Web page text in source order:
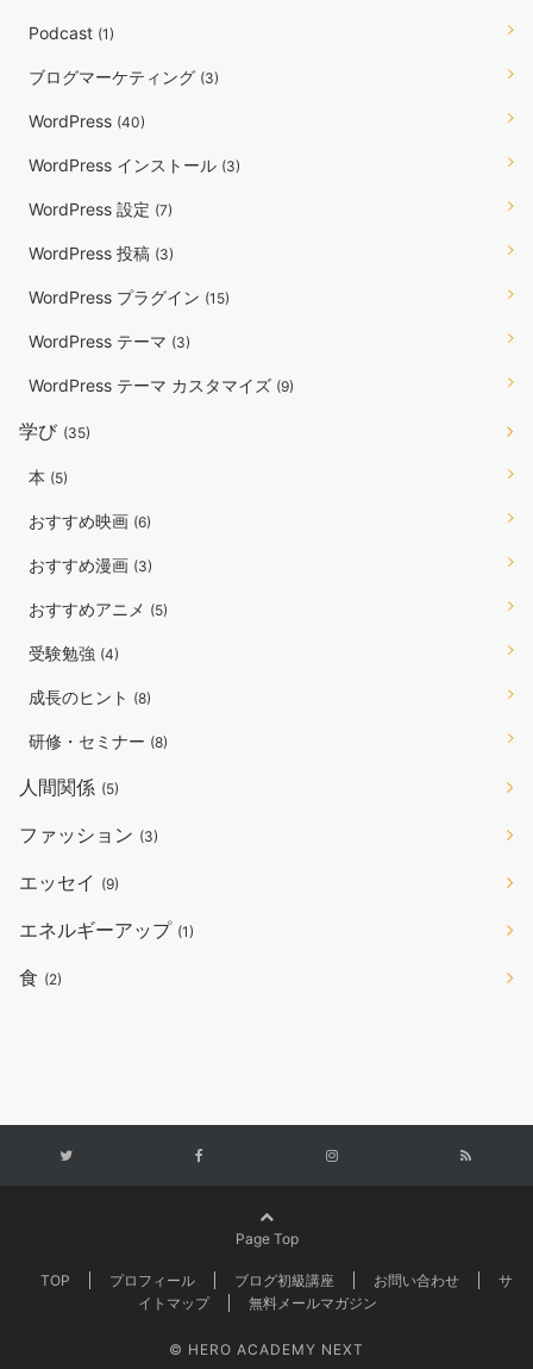
Podcast (1)
ブログマーケティング (3)
WordPress (40)
WordPress インストール (3)
WordPress 設定 (7)
WordPress 投稿 (3)
WordPress プラグイン (15)
WordPress テーマ (3)
WordPress テーマ カスタマイズ (9)
学び (35)
本 (5)
おすすめ映画 (6)
おすすめ漫画 (3)
おすすめアニメ (5)
受験勉強 (4)
成長のヒント (8)
研修・セミナー (8)
人間関係 (5)
ファッション (3)
エッセイ (9)
エネルギーアップ (1)
食 (2)
Page Top
TOP プロフィール ブログ初級講座 お問い合わせ
サ
イトマップ
無料メールマガジン
© HERO ACADEMY NEXT